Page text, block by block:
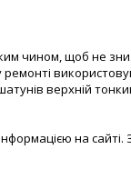
чином, щоб не
ремонті
верхній
на сайті.